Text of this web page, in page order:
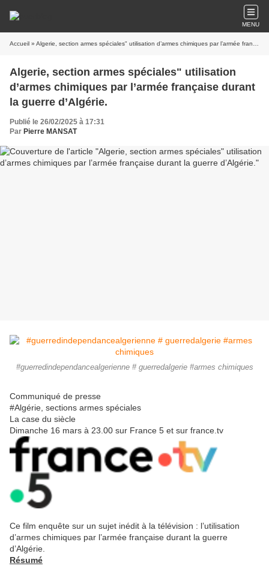
MENU
Accueil » Algerie, section armes spéciales" utilisation d’armes chimiques par l’armée française durant la guerre d’Algérie.
Algerie, section armes spéciales" utilisation
d’armes chimiques par l’armée française durant
la guerre d’Algérie.
Publié le 26/02/2025 à 17:31
Par Pierre MANSAT
#guerredindependancealgerienne # guerredalgerie #armes chimiques
Communiqué de presse
#Algérie, sections armes spéciales
La case du siècle
Dimanche 16 mars à 23.00 sur France 5 et sur france.tv
Ce film enquête sur un sujet inédit à la télévision : l’utilisation
d’armes chimiques par l’armée française durant la guerre
d’Algérie.
Résumé